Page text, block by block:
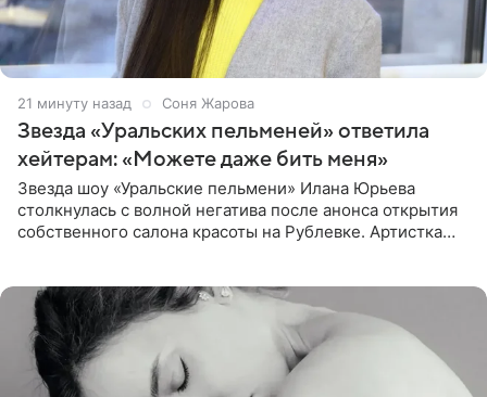
21 минуту назад Соня Жарова
Звезда «Уральских пельменей» ответила
хейтерам: «Можете даже бить меня»
Звезда шоу «Уральские пельмени» Илана Юрьева
столкнулась с волной негатива после анонса открытия
собственного салона красоты на Рублевке. Артистка